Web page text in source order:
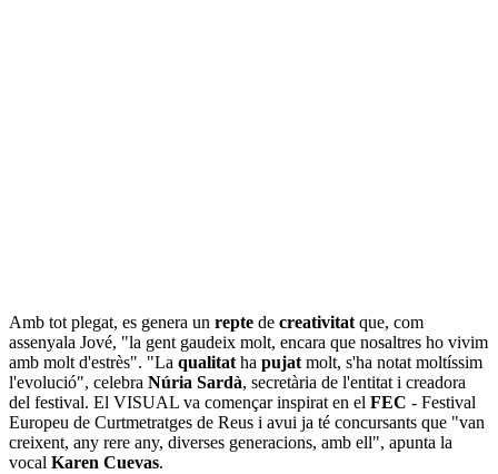
Amb tot plegat, es genera un repte de creativitatque, com
assenyala Jové, "la gent gaudeix molt, encara que nosaltres ho vivim
amb molt d'estrès". "La qualitatha pujatmolt, s'ha notat moltíssim
l'evolució", celebra Núria Sardà, secretària de l'entitat i creadora
del festival. El VISUAL va començar inspirat en el FEC - Festival
Europeu de Curtmetratges de Reus i avui ja té concursants que "van
creixent, any rere any, diverses generacions, amb ell", apunta la
vocal Karen Cuevas.